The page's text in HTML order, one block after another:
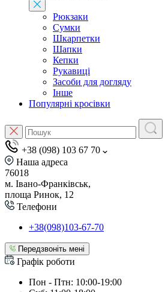
Рюкзаки
Сумки
Шкарпетки
Шапки
Кепки
Рукавиці
Засоби для догляду
Інше
Популярні кросівки
+38 (098) 103 67 70
Наша адреса
76018
м. Івано-Франківськ,
площа Ринок, 12
Телефони
+38(098)103-67-70
Передзвоніть мені
Графік роботи
Пон - Птн: 10:00-19:00